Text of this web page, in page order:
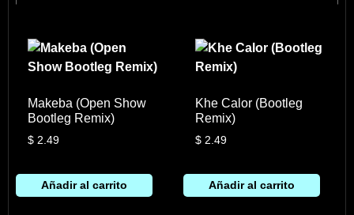
Makeba (Open Show
Bootleg Remix)
$2.49
Añadir al carrito
Khe Calor (Bootleg
Remix)
$ 2.49
Añadir al carrito